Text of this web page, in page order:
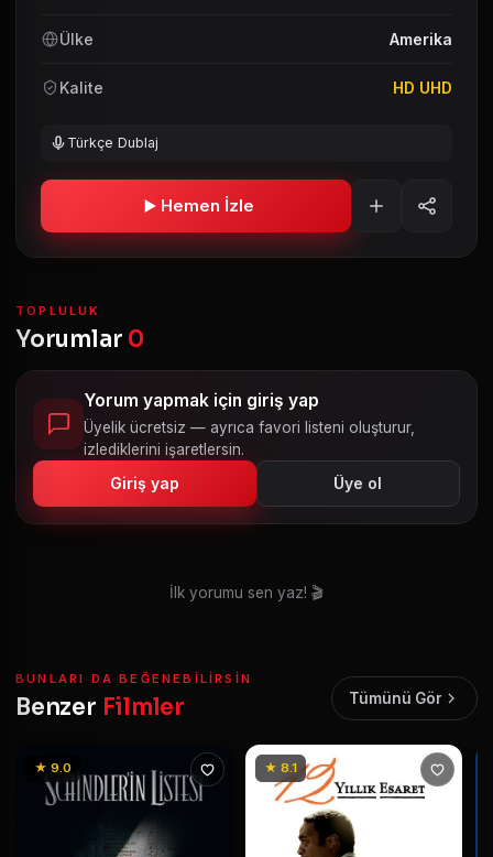
Ülke Amerika
Kalite HD UHD
Türkçe Dublaj
Hemen İzle
TOPLULUK
Yorumlar 0
Yorum yapmak için giriş yap
Üyelik ücretsiz — ayrıca favori listeni oluşturur,
izlediklerini işaretlersin.
Giriş yap Üye ol
İlk yorumu sen yaz! 🎬
BUNLARI DA BEĞENEBILIRSIN
Benzer Filmler Tümünü Gör
★ 9.0 ★ 8.1